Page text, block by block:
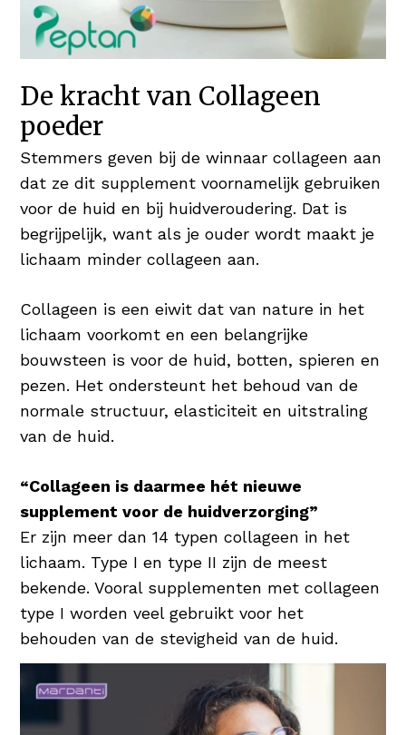
de instandhouding van normaal haar &
nagels. Daarnaast is het goed voor
sterk en in topconditie Wie wil er nu niet
vol & glanzend haar 😉
Koper voor Pigmentatie
Koper is een nuttig mineraal en heeft een
positief resultaat op huid en haar. Koper
bevordert de normale pigmentatie van de
Hyaluronzuur als Vochtinbrenger
Hyaluronzuur is booming! Verschillende
verzorgingsproducten bieden het
geweldige bestandsdeel aan in serums
en/of daghydratatie. Hyaluronzuur is een
keer zijn gewicht in water kan dragen,
waardoor de huid wordt gehydrateerd en
beschermd. Een uitstekende
vochtinbrenger dus voor elke huidconditie!
De kracht van Collageen
poeder
Stemmers geven bij de winnaar collageen aan
dat ze dit supplement voornamelijk gebruiken
voor de huid en bij huidveroudering. Dat is
begrijpelijk, want als je ouder wordt maakt je
lichaam minder collageen aan.
Collageen is een eiwit dat van nature in het
lichaam voorkomt en een belangrijke
bouwsteen is voor de huid, botten, spieren en
pezen. Het ondersteunt het behoud van de
normale structuur, elasticiteit en uitstraling
van de huid.
“Collageen is daarmee hét nieuwe
supplement voor de huidverzorging”
Er zijn meer dan 14 typen collageen in het
lichaam. Type I en type II zijn de meest
bekende. Vooral supplementen met collageen
type I worden veel gebruikt voor het
behouden van de stevigheid van de huid.